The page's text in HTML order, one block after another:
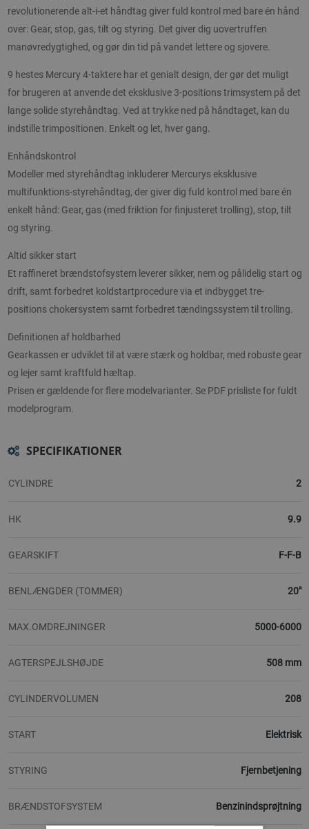
revolutionerende alt-i-et håndtag giver fuld kontrol med bare én hånd
over: Gear, stop, gas, tilt og styring. Det giver dig uovertruffen
manøvredygtighed, og gør din tid på vandet lettere og sjovere.
9 hestes Mercury 4-taktere har et genialt design, der gør det muligt
for brugeren at anvende det eksklusive 3-positions trimsystem på det
lange solide styrehåndtag. Ved at trykke ned på håndtaget, kan du
indstille trimpositionen. Enkelt og let, hver gang.
Enhåndskontrol
Modeller med styrehåndtag inkluderer Mercurys eksklusive
multifunktions-styrehåndtag, der giver dig fuld kontrol med bare én
enkelt hånd: Gear, gas (med friktion for finjusteret trolling), stop, tilt
og styring.
Altid sikker start
Et raffineret brændstofsystem leverer sikker, nem og pålidelig start og
drift, samt forbedret koldstartprocedure via et indbygget tre-
positions chokersystem samt forbedret tændingssystem til trolling.
Definitionen af holdbarhed
Gearkassen er udviklet til at være stærk og holdbar, med robuste gear
og lejer samt kraftfuld hæltap.
Prisen er gældende for flere modelvarianter. Se PDF prisliste for fuldt
modelprogram.
SPECIFIKATIONER
CYLINDRE 2
HK 9.9
GEARSKIFT F-F-B
BENLÆNGDER (TOMMER) 20"
MAX.OMDREJNINGER 5000-6000
AGTERSPEJLSHØJDE 508 mm
CYLINDERVOLUMEN 208
START Elektrisk
STYRING Fjernbetjening
BRÆNDSTOFSYSTEM Benzinindsprøjtning